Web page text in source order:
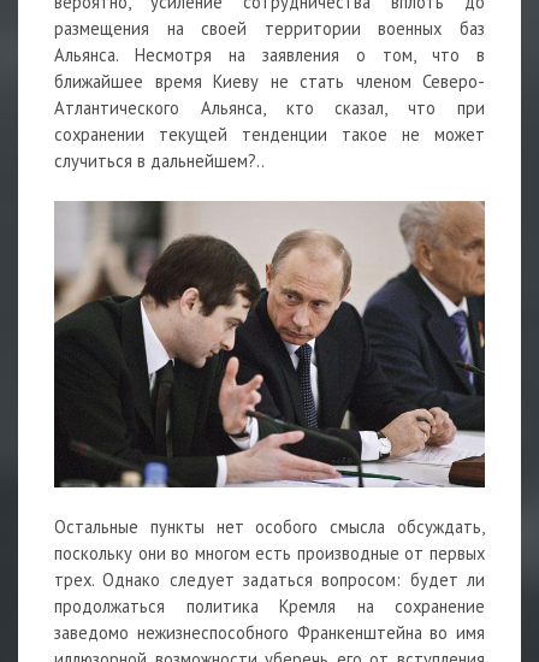
размещения на своей территории военных баз
Альянса. Несмотря на заявления о том, что в
ближайшее время Киеву не стать членом Северо-
Атлантического Альянса, кто сказал, что при
сохранении текущей тенденции такое не может
случиться в дальнейшем?..
Остальные пункты нет особого смысла обсуждать,
поскольку они во многом есть производные от первых
трех. Однако следует задаться вопросом: будет ли
продолжаться политика Кремля на сохранение
заведомо нежизнеспособного Франкенштейна во имя